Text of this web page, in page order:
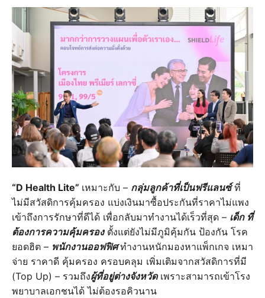
“D Health Lite” เหมาะกับ – กลุ่มลูกค้าที่เป็นฟรีแลนซ์ที่
ไม่มีสวัสดิการคุ้มครอง แบ่งเงินมาซื้อประกันที่ราคาไม่แพง
เข้าถึงการรักษาที่ดีได้ เพื่อกลับมาทำงานได้เร็วที่สุด – เด็ก ที่
ต้องการความคุ้มครองตั้งแต่ยังไม่มีภูมิคุ้มกัน ป้องกัน โรค
ยอดฮิต – พนักงานออฟฟิศทำงานหนักมองหาแพ็กเกจ เหมา
จ่าย ราคาดี คุ้มครอง ครอบคลุม เพิ่มเติมจากสวัสดิการที่มี
(Top Up) – รวมถึงผู้ที่อยู่ต่างจังหวัดเพราะสามารถเข้าโรง
พยาบาลเอกชนได้ ไม่ต้องรอคิวนาน